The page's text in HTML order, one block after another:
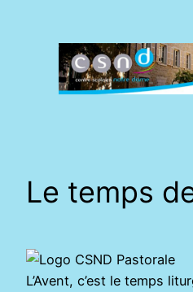
Le temps
L’Avent, c’est le temps